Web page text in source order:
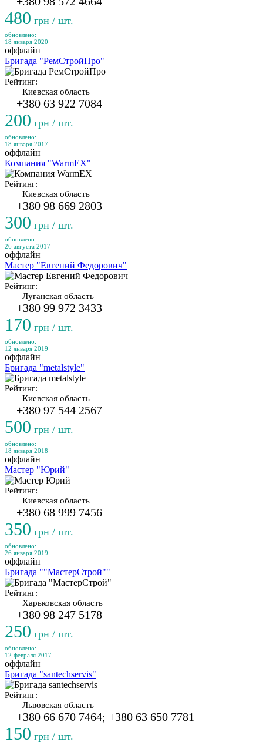
480 грн / шт.
обновлено:
18 января 2020
оффлайн
Бригада "РемСтройПро"
Рейтинг:
Киевская область
+380 63 922 7084
200 грн / шт.
обновлено:
18 января 2017
оффлайн
Компания "WarmEX"
Рейтинг:
Киевская область
+380 98 669 2803
300 грн / шт.
обновлено:
26 августа 2017
оффлайн
Мастер "Евгений Федорович"
Рейтинг:
Луганская область
+380 99 972 3433
170 грн / шт.
обновлено:
12 января 2019
оффлайн
Бригада "metalstyle"
Рейтинг:
Киевская область
+380 97 544 2567
500 грн / шт.
обновлено:
18 января 2018
оффлайн
Мастер "Юрий"
Рейтинг:
Киевская область
+380 68 999 7456
350 грн / шт.
обновлено:
26 января 2019
оффлайн
Бригада ""МастерСтрой""
Рейтинг:
Харьковская область
+380 98 247 5178
250 грн / шт.
обновлено:
12 февраля 2017
оффлайн
Бригада "santechservis"
Рейтинг:
Львовская область
+380 66 670 7464; +380 63 650 7781
150 грн / шт.